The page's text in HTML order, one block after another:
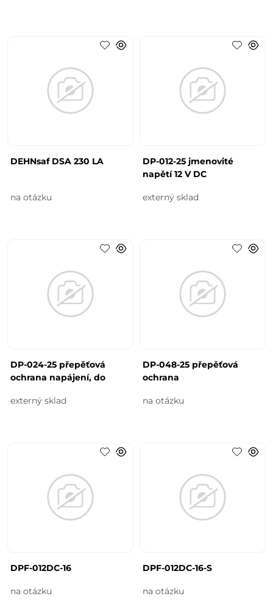
DEHNsaf DSA 230 LA
na otázku
DP-012-25 jmenovité
napětí 12 V DC
externý sklad
DP-024-25 přepěťová
ochrana napájení, do
externý sklad
DP-048-25 přepěťová
ochrana
na otázku
DPF-012DC-16
na otázku
DPF-012DC-16-S
na otázku